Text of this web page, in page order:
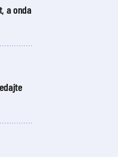
a onda